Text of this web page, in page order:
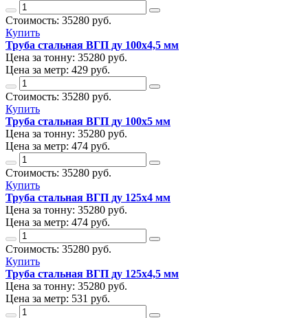
Стоимость: 35280 руб.
Купить
Труба стальная ВГП ду 100х4,5 мм
Цена за тонну: 35280 руб.
Цена за метр: 429 руб.
Стоимость: 35280 руб.
Купить
Труба стальная ВГП ду 100х5 мм
Цена за тонну: 35280 руб.
Цена за метр: 474 руб.
Стоимость: 35280 руб.
Купить
Труба стальная ВГП ду 125х4 мм
Цена за тонну: 35280 руб.
Цена за метр: 474 руб.
Стоимость: 35280 руб.
Купить
Труба стальная ВГП ду 125х4,5 мм
Цена за тонну: 35280 руб.
Цена за метр: 531 руб.